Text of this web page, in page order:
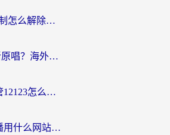
优酷手机app地域限制怎么解除？海外党亲测有效的追剧方案
全民K歌国外如何听原唱？海外党亲测有效的回国加速器选择指南
在海外如果使用交管12123怎么处理？留学生亲测有效的回国加速方案
海外看国内电视直播用什么网站比较好？一篇解决你所有追剧难题的实用指南